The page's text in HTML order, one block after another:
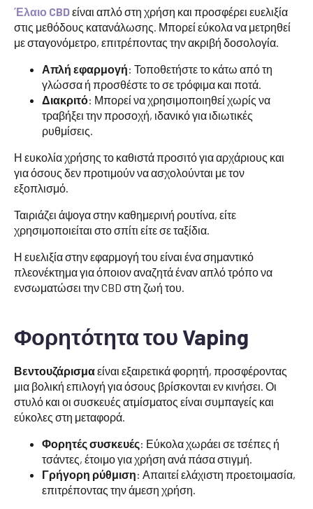
Έλαιο CBDείναι απλό στη χρήση και προσφέρει ευελιξία
στις μεθόδους κατανάλωσης. Μπορεί εύκολα να μετρηθεί
με σταγονόμετρο, επιτρέποντας την ακριβή δοσολογία.
Απλή εφαρμογή: Τοποθετήστε το κάτω από τη
γλώσσα ή προσθέστε το σε τρόφιμα και ποτά.
Διακριτό: Μπορεί να χρησιμοποιηθεί χωρίς να
τραβήξει την προσοχή, ιδανικό για ιδιωτικές
ρυθμίσεις.
Η ευκολία χρήσης το καθιστά προσιτό για αρχάριους και
για όσους δεν προτιμούν να ασχολούνται με τον
εξοπλισμό.
Ταιριάζει άψογα στην καθημερινή ρουτίνα, είτε
χρησιμοποιείται στο σπίτι είτε σε ταξίδια.
Η ευελιξία στην εφαρμογή του είναι ένα σημαντικό
πλεονέκτημα για όποιον αναζητά έναν απλό τρόπο να
ενσωματώσει την CBD στη ζωή του.
Φορητότητα του Vaping
Βεντουζάρισμαείναι εξαιρετικά φορητή, προσφέροντας
μια βολική επιλογή για όσους βρίσκονται εν κινήσει. Οι
στυλό και οι συσκευές ατμίσματος είναι συμπαγείς και
εύκολες στη μεταφορά.
Φορητές συσκευές: Εύκολα χωράει σε τσέπες ή
τσάντες, έτοιμο για χρήση ανά πάσα στιγμή.
Γρήγορη ρύθμιση: Απαιτεί ελάχιστη προετοιμασία,
επιτρέποντας την άμεση χρήση.